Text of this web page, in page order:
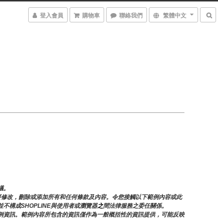
登入會員 購物車 聯絡我們 繁體中文
改，刪除或添加所有和任何條款及內容。令您接觸以下範例內容或此
不構成SHOPLINE與使用者或瀏覽器之間法律服務之委任關係。
訊。範例內容所包含的資訊僅作為一般概括性的資訊提供，可能反映